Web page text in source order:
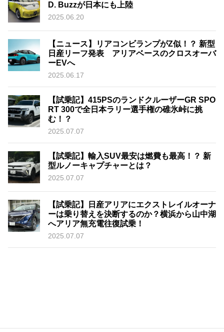
D. Buzzが日本にも上陸
2025.06.20
【ニュース】リアコンビランプがZ似！？ 新型
日産リーフ発表 アリアベースのクロスオーバ
ーEVへ
2025.06.17
【試乗記】415PSのランドクルーザーGR SPO
RT 300で全日本ラリー選手権の碓氷峠に挑
む！？
2025.07.07
【試乗記】輸入SUV最安は燃費も最高！？ 新
型ルノーキャプチャーとは？
2025.07.07
【試乗記】日産アリアにエクストレイルオーナ
ーは乗り替えを決断するのか？横浜から山中湖
へアリア無充電往復試乗！
2025.07.07